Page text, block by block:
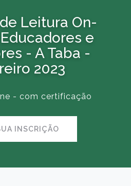
Leitura On-
e
- A Taba -
2023
- com certificação
INSCRIÇÃO